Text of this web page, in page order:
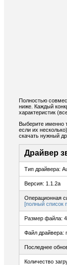
Полностью
ниже. Каждый
характеристик
Выберите именно
если их
скачать нужный
Драйвер
Тип драйвера:
Версия: 1.1.2a
Операционная
[полный
Размер файла:
Файл драйвера:
Последнее
Количество